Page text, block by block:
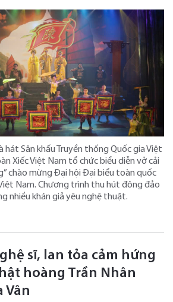
hát Sân khấu Truyền thống Quốc gia Việt
Xiếc Việt Nam tổ chức biểu diễn vở cải
chào mừng Đại hội Đại biểu toàn quốc
Nam. Chương trình thu hút đông đảo
nhiều khán giả yêu nghệ thuật.
sĩ, lan tỏa cảm hứng
hoàng Trần Nhân
Vân